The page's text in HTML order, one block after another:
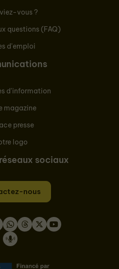
vous ?
questions (FAQ)
d'emploi
d'information
magazine
presse
logo
sociaux
nous
LinkedInWhatsApp